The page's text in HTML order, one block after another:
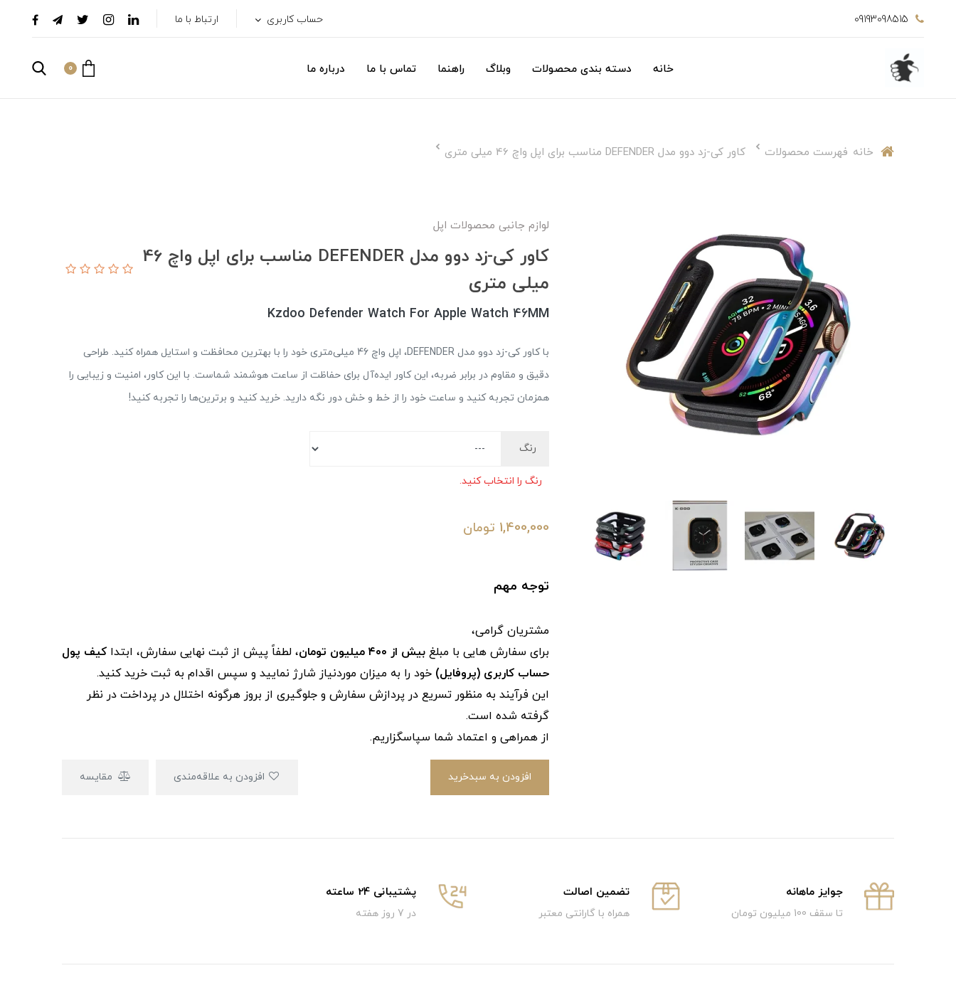
09193098515 حساب کاربری ارتباط با ما
خانه دسته بندی محصولات وبلاگ راهنما تماس با ما درباره ما 0
خانه فهرست محصولات کاور کی-زد دوو مدل DEFENDER مناسب برای اپل واچ 46 میلی متری
لوازم جانبی محصولات اپل
کاور کی-زد دوو مدل DEFENDER مناسب برای اپل واچ 46
میلی متری
Kzdoo Defender Watch For Apple Watch 46MM
با کاور کی-زد دوو مدل DEFENDER، اپل واچ 46 میلی‌متری خود را با بهترین محافظت و استایل همراه کنید. طراحی
دقیق و مقاوم در برابر ضربه، این کاور ایده‌آل برای حفاظت از ساعت هوشمند شماست. با این کاور، امنیت و زیبایی را
همزمان تجربه کنید و ساعت خود را از خط و خش دور نگه دارید. خرید کنید و برترین‌ها را تجربه کنید!
رنگ
رنگ را انتخاب کنید.
1,400,000 تومان
توجه مهم
مشتریان گرامی،
برای سفارش‌ هایی با مبلغ بیش از ۴۰۰ میلیون تومان ، لطفاً پیش از ثبت نهایی سفارش، ابتدا کیف پول
حساب کاربری (پروفایل) خود را به میزان موردنیاز شارژ نمایید و سپس اقدام به ثبت خرید کنید.
این فرآیند به‌ منظور تسریع در پردازش سفارش و جلوگیری از بروز هرگونه اختلال در پرداخت در نظر
گرفته شده است.
از همراهی و اعتماد شما سپاسگزاریم.
افزودن به سبدخرید مقایسه
جوایز ماهانه
تا سقف 100 میلیون تومان
تضمین اصالت
همراه با گارانتی معتبر
پشتیبانی 24 ساعته
در 7 روز هفته